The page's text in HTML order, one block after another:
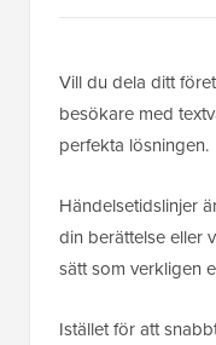
Vill du dela ditt
besökare med
perfekta lösningen.
Händelsetidslinjer
din berättelse eller
sätt som verkligen
Istället för att